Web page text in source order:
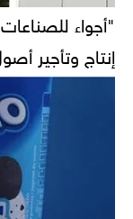
"أجواء
إنتاج وتأجير